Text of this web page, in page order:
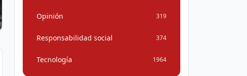
Opinión 319
Responsabilidad social 374
Tecnología 1964